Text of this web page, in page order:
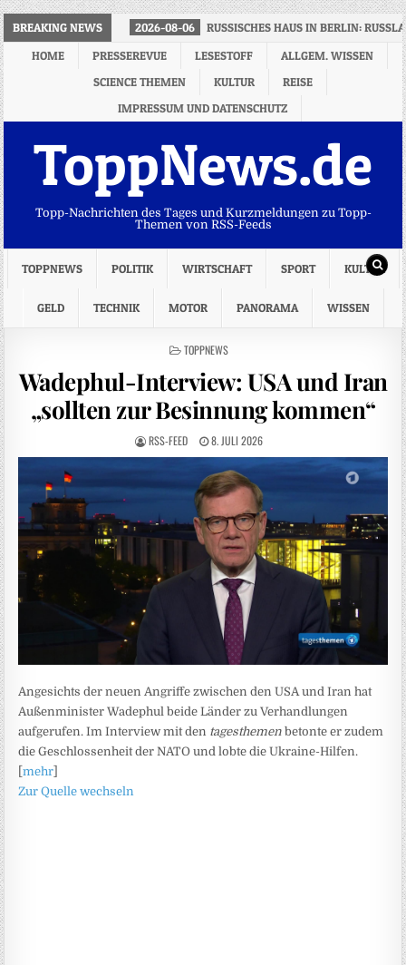
BREAKING NEWS 2026-08-06
RUSSISCHES HAUS IN BERLIN:
HOME
PRESSEREVUE LESESTOFF
ALLGEM. WISSEN
SCIENCE THEMEN
KULTUR
REISE
IMPRESSUM UND DATENSCHUTZ
ToppNews.de
Topp-Nachrichten des Tages und Kurzmeldungen zu Topp-
Themen von RSS-Feeds
TOPPNEWS POLITIK WIRTSCHAFT SPORT KULTUR
GELD TECHNIK MOTOR PANORAMA WISSEN
POSTED
TOPPNEWS
Wadephul-Interview: USA und Iran
„sollten zur Besinnung kommen“
RSS-FEED 8. JULI 2026
Angesichts der neuen Angriffe zwischen den USA und Iran hat
Außenminister Wadephul beide Länder zu Verhandlungen
aufgerufen. Im Interview mit den tagesthemen betonte er zudem
die Geschlossenheit der NATO und lobte die Ukraine-Hilfen.
[mehr
Zur Quelle wechseln